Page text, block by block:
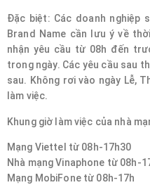
Đặc biệt: Các doanh nghiệp
Brand Name cần lưu ý về
nhận yêu cầu từ 08h đến
trong ngày. Các yêu cầu sau
sau. Không rơi vào ngày Lễ,
làm việc.
Khung giờ làm việc của nhà
Mạng Viettel từ 08h-17h30
Nhà mạng Vinaphone từ 08h-
Mạng MobiFone từ 08h-17h